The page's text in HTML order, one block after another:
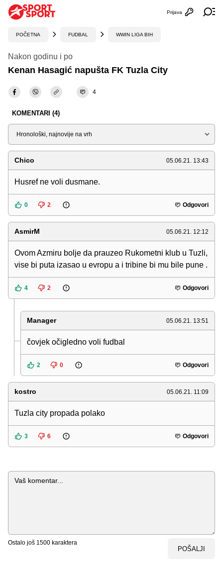
Otvori
Prijava
POČETNA FUDBAL WWIN LIGA BIH
Nakon godinu i po
Kenan Hasagić napušta FK Tuzla City
4
KOMENTARI (4)
Sortiraj
Chico 05.06.21. 13:43
Husref ne voli dusmane.
0 2 Odgovori
AsmirM 05.06.21. 12:12
Ovom Azmiru bolje da prauzeo Rukometni klub u Tuzli,
vise bi puta izasao u evropu a i tribine bi mu bile pune .
4 2 Odgovori
Manager 05.06.21. 13:51
čovjek očigledno voli fudbal
2 0 Odgovori
kostro 05.06.21. 11:09
Tuzla city propada polako
3 6 Odgovori
Komentar
Ostalo još 1500 karaktera
POŠALJI